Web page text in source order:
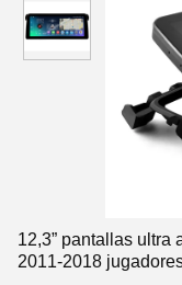
12,3” pantallas ultra
2011-2018